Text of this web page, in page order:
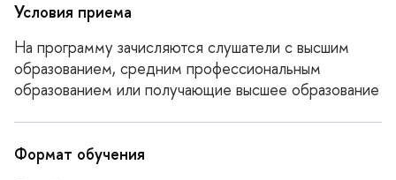
Условия приема
На программу зачисляются слушатели с высшим
образованием, средним профессиональным
образованием или получающие высшее образование
Формат обучения